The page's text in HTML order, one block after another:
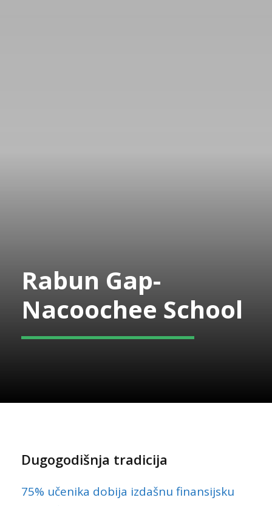
Rabun Gap-
Nacoochee School
Dugogodišnja tradicija
75% učenika dobija izdašnu finansijsku